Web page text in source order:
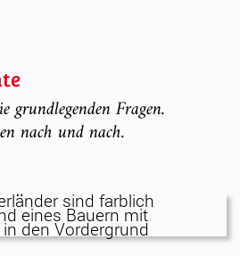
Fragen.
nach und nach.